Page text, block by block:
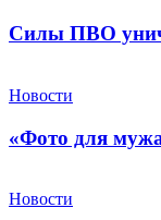
Силы ПВО
Новости
«Фото для
Новости